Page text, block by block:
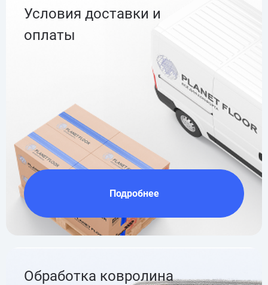
Условия доставки и
оплаты
Подробнее
Обработка ковролина